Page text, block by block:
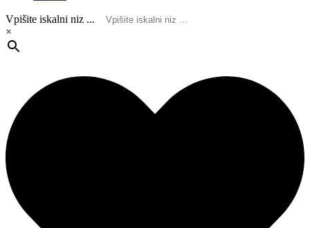
Vpišite iskalni niz ...
×